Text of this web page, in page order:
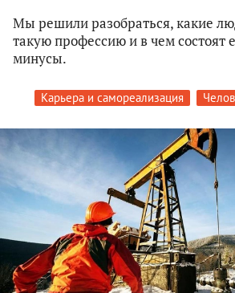
Мы решили разобраться, какие
такую профессию и в чем состоят
минусы.
Карьера и самореализация